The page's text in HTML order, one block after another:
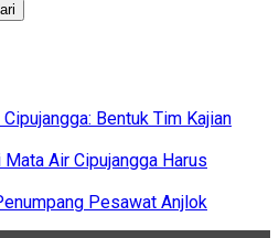
Bentuk Tim Kajian
Air Cipujangga Harus
Pesawat Anjlok